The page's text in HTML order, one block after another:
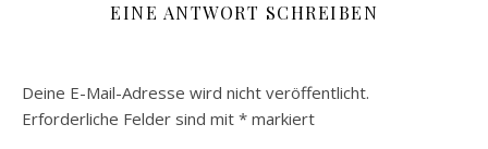
EINE ANTWORT SCHREIBEN
Deine E-Mail-Adresse wird nicht veröffentlicht.
Erforderliche Felder sind mit * markiert